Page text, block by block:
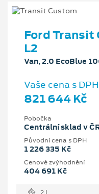
Ford Transit
L2
Van, 2.0 EcoBlue
Vaše cena s DPH
821 644 Kč
Pobočka
Centrální sklad v
Původní cena s DPH
1 226 335 Kč
Cenové zvýhodnění
404 691 Kč